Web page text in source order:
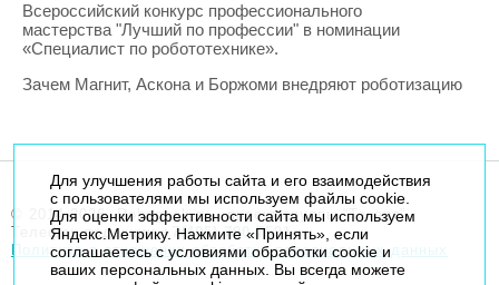
Всероссийский конкурс профессионального
мастерства "Лучший по профессии" в номинации
«Специалист по робототехнике».
Зачем Магнит, Аскона и Боржоми внедряют роботизацию
© 2014-2026. Robogeek.ru - проект группы “Текарт”.
Телефон редакции+7(495) 790-7591
Политика в отношении обработки персональных данных
Для улучшения работы сайта и его взаимодействия
с пользователями мы используем файлы cookie.
Для оценки эффективности сайта мы используем
Яндекс.Метрику. Нажмите «Принять», если
соглашаетесь с условиями обработки cookie и
ваших персональных данных. Вы всегда можете